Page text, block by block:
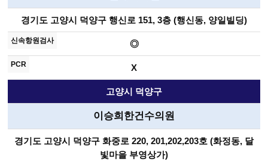
경기도 고양시 덕양구 행신로 151, 3층 (행신동, 양일빌딩)
◎
X
고양시 덕양구
이승희한건수의원
경기도 고양시 덕양구 화중로 220, 201,202,203호 (화정동, 달
빛마을 부영상가)